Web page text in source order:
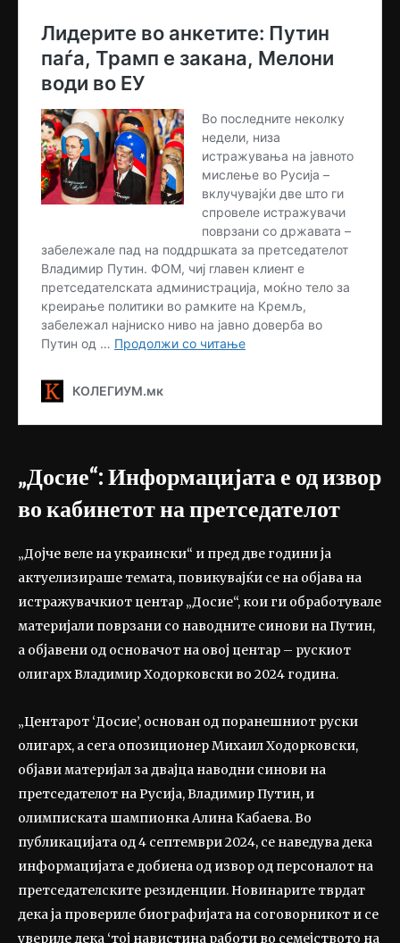
„Досие“: Информацијата е од извор
во кабинетот на претседателот
„Дојче веле на украински“ и пред две години ја
актуелизираше темата, повикувајќи се на објава на
истражувачкиот центар „Досие“, кои ги обработувале
материјали поврзани со наводните синови на Путин,
а објавени од основачот на овој центар – рускиот
олигарх Владимир Ходорковски во 2024 година.
„Центарот ‘Досие’, основан од поранешниот руски
олигарх, а сега опозиционер Михаил Ходорковски,
објави материјал за двајца наводни синови на
претседателот на Русија, Владимир Путин, и
олимписката шампионка Алина Кабаева. Во
публикацијата од 4 септември 2024, се наведува дека
информацијата е добиена од извор од персоналот на
претседателските резиденции. Новинарите тврдат
дека ја провериле биографијата на соговорникот и се
увериле дека ‘тој навистина работи во семејството на